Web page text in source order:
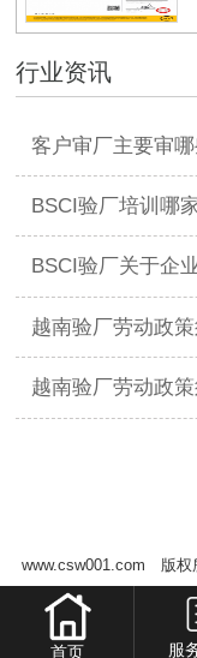
行业资讯
客户审厂主要审
BSCI验厂培训哪
BSCI验厂关于企
越南验厂劳动政策须知：
越南验厂劳动政策须知
www.csw001.com 版权
首页 服